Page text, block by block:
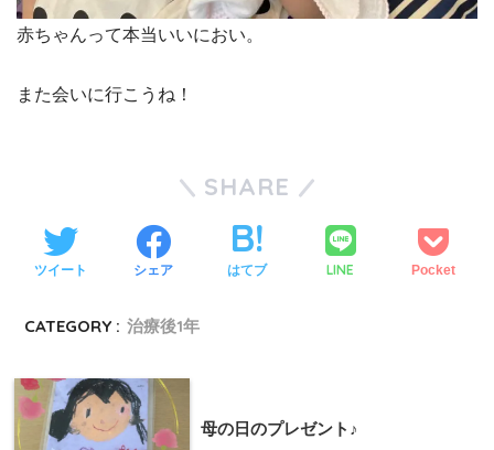
赤ちゃんって本当いいにおい。
また会いに行こうね！
SHARE
ツイート シェア はてブ LINE Pocket
CATEGORY : 治療後1年
母の日のプレゼント♪